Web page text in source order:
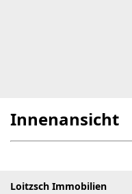
Innenansicht
Loitzsch Immobilien